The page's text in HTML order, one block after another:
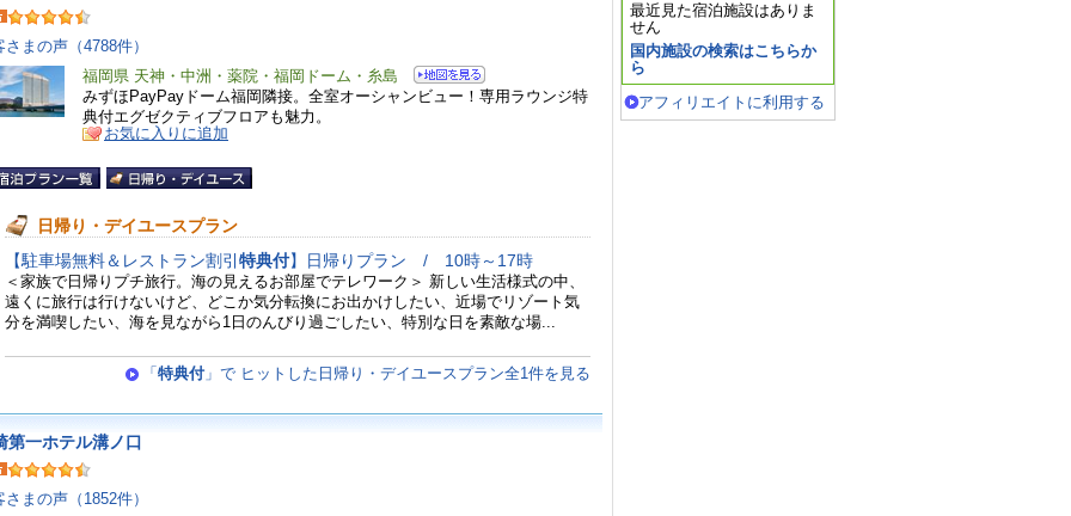
さまの声（4788件）
福岡県 天神・中洲・薬院・福岡ドーム・糸島
みずほPayPayドーム福岡隣接。全室オーシャンビュー！専用ラウンジ特
典付エグゼクティブフロアも魅力。
お気に入りに追加
日帰り・デイユースプラン
【駐車場無料＆レストラン割引 特典付】日帰りプラン / 10時～17時
＜家族で日帰りプチ旅行。海の見えるお部屋でテレワーク＞ 新しい生活様式の中、
遠くに旅行は行けないけど、どこか気分転換にお出かけしたい、近場でリゾート気
分を満喫したい、海を見ながら1日のんびり過ごしたい、特別な日を素敵な場...
「 特典付」で ヒットした日帰り・デイユースプラン全1件を見る
第一ホテル溝ノ口
さまの声（1852件）
最近見た宿泊施設はありま
せん
国内施設の検索はこちらか
ら
アフィリエイトに利用する